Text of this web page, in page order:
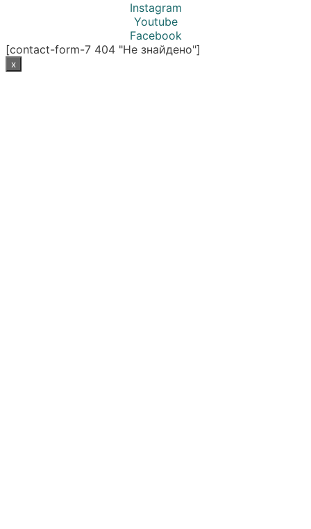
Instagram
Youtube
Facebook
[contact-form-7 404 "Не знайдено"]
x